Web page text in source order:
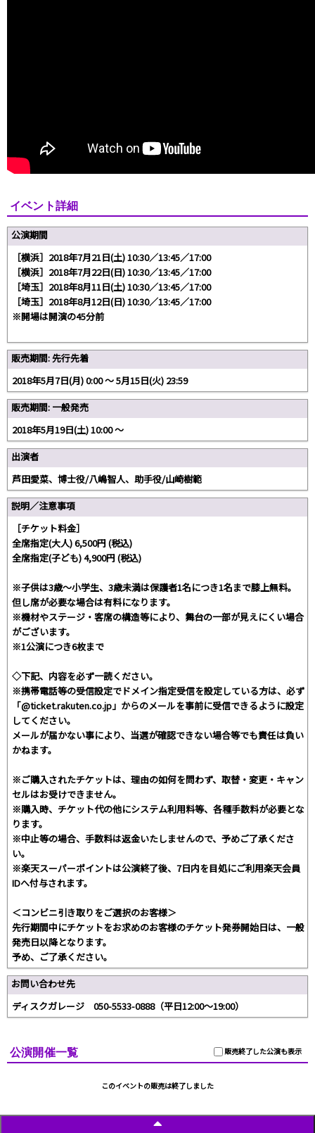
イベント詳細
公演期間
［横浜］2018年7月21日(土) 10:30／13:45／17:00
［横浜］2018年7月22日(日) 10:30／13:45／17:00
［埼玉］2018年8月11日(土) 10:30／13:45／17:00
［埼玉］2018年8月12日(日) 10:30／13:45／17:00
※開場は開演の45分前
販売期間: 先行先着
2018年5月7日(月) 0:00 〜 5月15日(火) 23:59
販売期間: 一般発売
2018年5月19日(土) 10:00 〜
出演者
芦田愛菜、博士役/八嶋智人、助手役/山崎樹範
説明／注意事項
［チケット料金］
全席指定(大人) 6,500円 (税込)
全席指定(子ども) 4,900円 (税込)
※子供は3歳～小学生、3歳未満は保護者1名につき1名まで膝上無料。
但し席が必要な場合は有料になります。
※機材やステージ・客席の構造等により、舞台の一部が見えにくい場合
がございます。
※1公演につき6枚まで
◇下記、内容を必ず一読ください。
※携帯電話等の受信設定でドメイン指定受信を設定している方は、必ず
「@ticket.rakuten.co.jp」からのメールを事前に受信できるように設定
してください。
メールが届かない事により、当選が確認できない場合等でも責任は負い
かねます。
※ご購入されたチケットは、理由の如何を問わず、取替・変更・キャン
セルはお受けできません。
※購入時、チケット代の他にシステム利用料等、各種手数料が必要とな
ります。
※中止等の場合、手数料は返金いたしませんので、予めご了承くださ
い。
※楽天スーパーポイントは公演終了後、7日内を目処にご利用楽天会員
IDへ付与されます。
＜コンビニ引き取りをご選択のお客様＞
先行期間中にチケットをお求めのお客様のチケット発券開始日は、一般
発売日以降となります。
予め、ご了承ください。
お問い合わせ先
ディスクガレージ 050-5533-0888（平日12:00～19:00）
販売終了した公演も表示
公演開催一覧
このイベントの販売は終了しました